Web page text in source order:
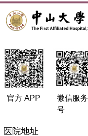
官方 APP
微信服务
号
医院地址